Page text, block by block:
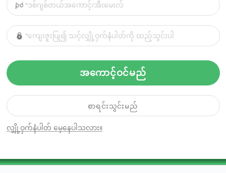
အကောင့်ဝင်မည်
လျှို့ဝှက်နံပါတ် မေ့နေပါသလား။
စာရင်းသွင်းမည်